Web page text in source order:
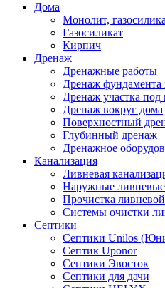
Дома
Монолит,
Газосиликат
Кирпич
Дренаж
Дренажные работы
Дренаж фундамента
Дренаж участка под
Дренаж вокруг дома
Поверхностный
Глубинный дренаж
Дренажное
Канализация
Ливневая
Наружные ливневые
Прочистка
Системы очистки
Септики
Септики Unilos
Септик Uponor
Септики Эвосток
Септики для дачи